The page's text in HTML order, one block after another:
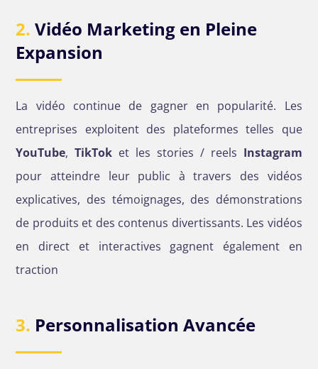
2. Vidéo Marketing en Pleine
Expansion
La vidéo continue de gagner en popularité. Les
entreprises exploitent des plateformes telles que
YouTube,TikTok et les stories / reels Instagram
pour atteindre leur public à travers des vidéos
explicatives, des témoignages, des démonstrations
de produits et des contenus divertissants. Les vidéos
en direct et interactives gagnent également en
traction
3. Personnalisation Avancée